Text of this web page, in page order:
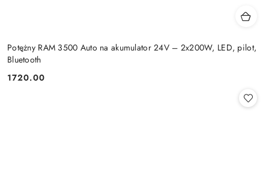
Potężny RAM 3500 Auto na akumulator 24V – 2x200W, LED, pilot,
Bluetooth
Cena:
1720.00